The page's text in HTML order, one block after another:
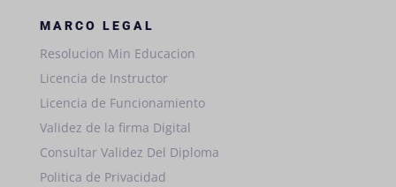
MARCO LEGAL
Resolucion Min Educacion
Licencia de Instructor
Licencia de Funcionamiento
Validez de la firma Digital
Consultar Validez Del Diploma
Politica de Privacidad